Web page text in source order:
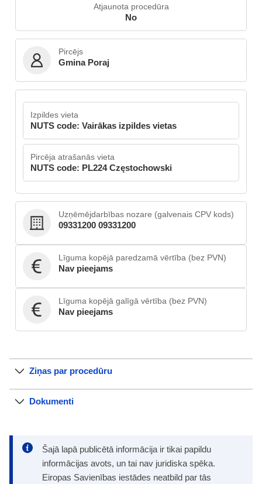
Atjaunota procedūra
No
Pircējs
Gmina Poraj
Izpildes vieta
NUTS code: Vairākas izpildes vietas
Pircēja atrašanās vieta
NUTS code: PL224 Częstochowski
Uzņēmējdarbības nozare (galvenais CPV kods)
09331200 09331200
Līguma kopējā paredzamā vērtība (bez PVN)
Nav pieejams
Līguma kopējā galīgā vērtība (bez PVN)
Nav pieejams
Ziņas par procedūru
Dokumenti
Šajā lapā publicētā informācija ir tikai papildu
informācijas avots, un tai nav juridiska spēka.
Eiropas Savienības iestādes neatbild par tās